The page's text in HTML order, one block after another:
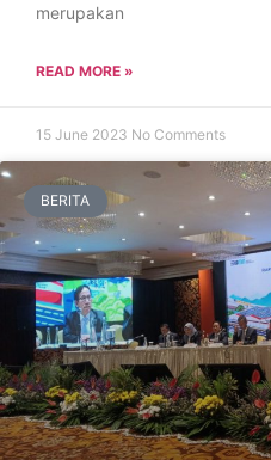
merupakan
READ MORE »
15 June 2023 No Comments
BERITA